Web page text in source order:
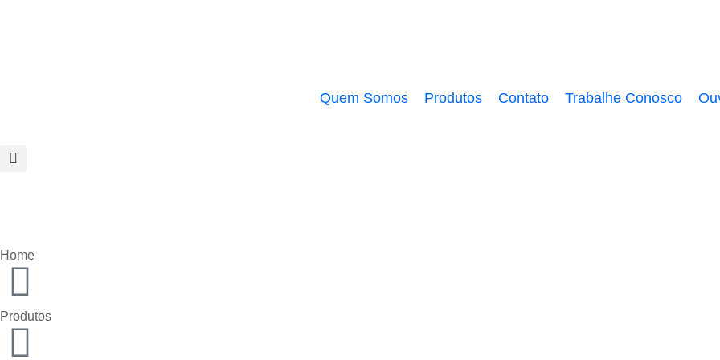
Quem Somos Produtos Contato Trabalhe Conosco
Home
Produtos